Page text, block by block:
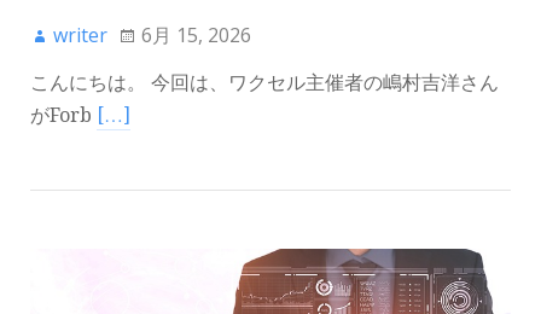
writer 6月 15, 2026
こんにちは。 今回は、ワクセル主催者の嶋村吉洋さん
がForb […]